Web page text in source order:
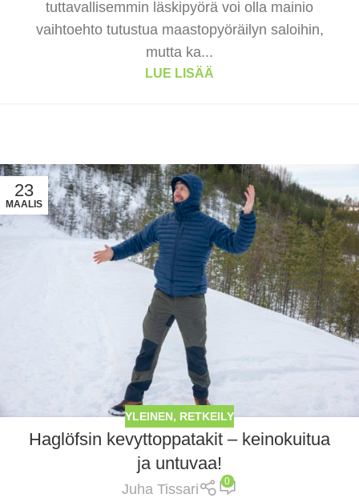
tuttavallisemmin läskipyörä voi olla mainio
vaihtoehto tutustua maastopyöräilyn saloihin,
mutta ka...
LUE LISÄÄ
23
MAALIS
YLEINEN, RETKEILY
Haglöfsin kevyttoppatakit – keinokuitua
ja untuvaa!
Juha Tissari 0